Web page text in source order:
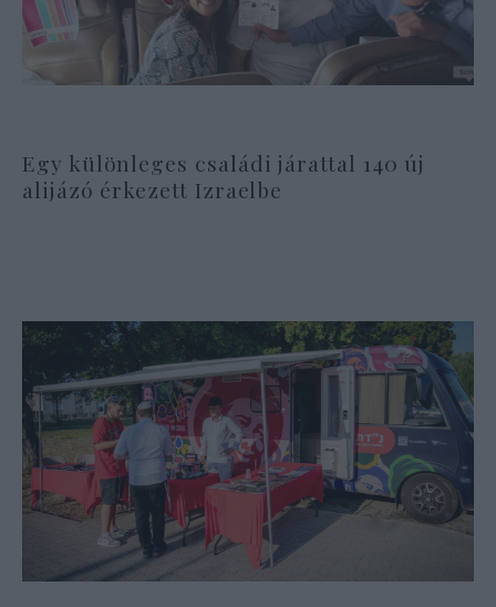
Egy különleges családi járattal 140 új
alijázó érkezett Izraelbe